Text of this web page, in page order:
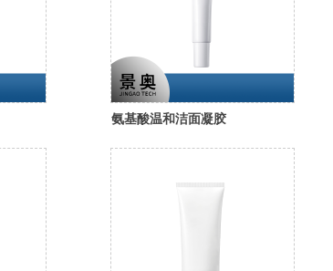
氨基酸温和洁面凝胶